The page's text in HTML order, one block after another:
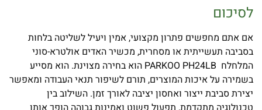
לסיכום
אם אתם מחפשים פתרון מקצועי, אמין ויעיל לשליטה בלחות
בסביבה תעשייתית או מסחרית, מכשיר האדים אולטרא-סוני
המלחלח PARKOO PH24LB הוא בחירה מצוינת. הוא מסייע
בשמירה על איכות המוצרים, תורם לשיפור תנאי העבודה ומאפשר
יצירת סביבת ייצור ואחסון יציבה לאורך זמן. השילוב בין